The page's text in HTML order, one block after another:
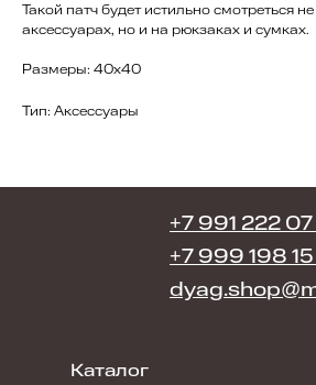
Такой патч будет истильно смотреться
аксессуарах, но и на рюкзаках и сумках.
Размеры: 40х40
Тип: Аксессуары
+7 991 222
Каталог
+7 999 198